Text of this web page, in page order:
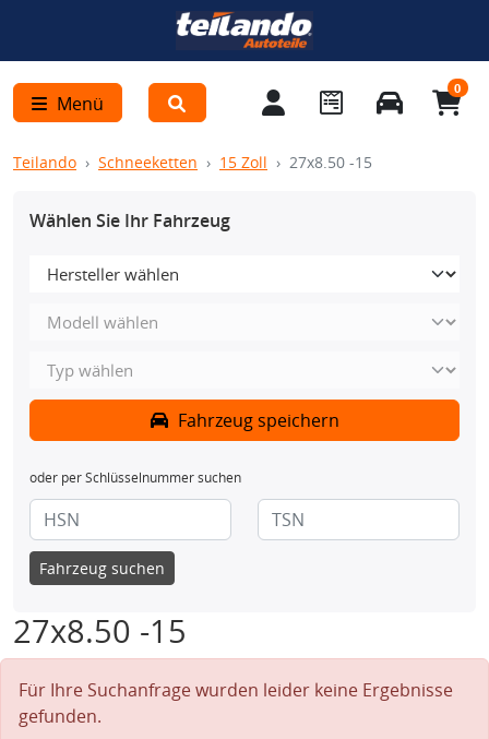
Menü
0
Teilando Schneeketten 15 Zoll 27x8.50 -15
Wählen Sie Ihr Fahrzeug
Fahrzeug speichern
oder per Schlüsselnummer suchen
Fahrzeug suchen
27x8.50 -15
Für Ihre Suchanfrage wurden leider keine Ergebnisse
gefunden.